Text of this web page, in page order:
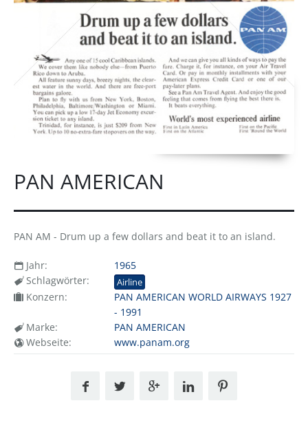
PAN AMERICAN
PAN AM - Drum up a few dollars and beat it to an island.
Jahr:
1965
Schlagwörter:
Airline
Konzern:
PAN AMERICAN WORLD AIRWAYS 1927
- 1991
Marke:
PAN AMERICAN
Webseite:
www.panam.org